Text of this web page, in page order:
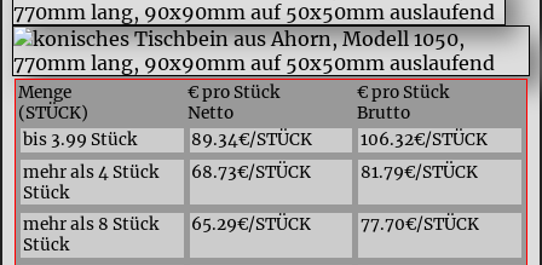
Menge
(STÜCK)
€ pro Stück
Netto
€ pro Stück
Brutto
bis 3.99 Stück
89.34€/STÜCK
106.32€/STÜCK
mehr als 4 Stück
Stück
68.73€/STÜCK 81.79€/STÜCK
mehr als 8 Stück
Stück
65.29€/STÜCK 77.70€/STÜCK